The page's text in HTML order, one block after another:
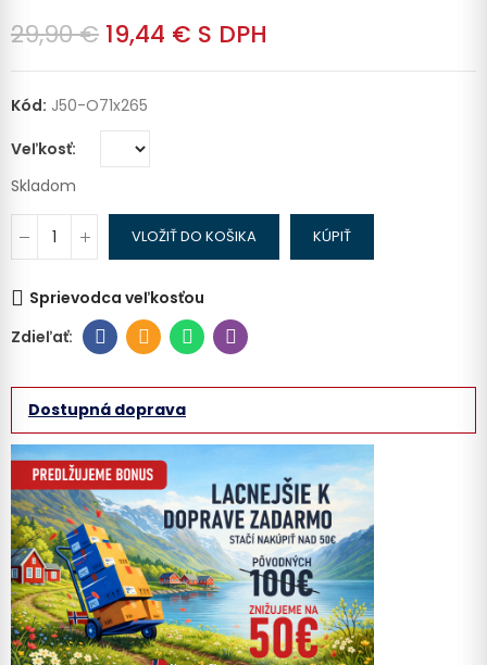
29,90 € 19,44 € S DPH
Kód: J50-O71x265
Veľkosť
Skladom
VLOŽIŤ DO KOŠIKA KÚPIŤ
Sprievodca veľkosťou
Dostupná doprava